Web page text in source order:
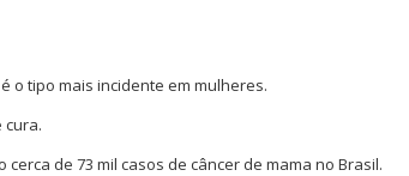
o tipo mais incidente em mulheres.
cura.
de 73 mil casos de câncer de mama no Brasil.